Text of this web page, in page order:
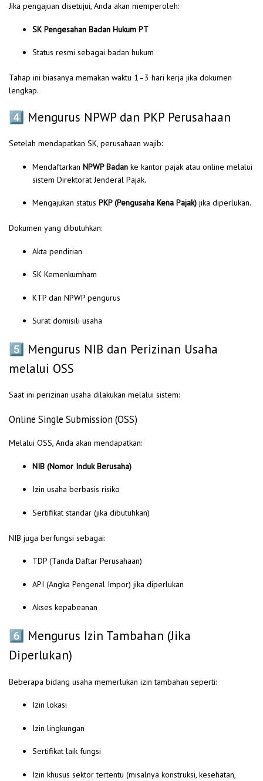
Jika pengajuan disetujui, Anda akan memperoleh:
SK Pengesahan Badan Hukum PT
Status resmi sebagai badan hukum
Tahap ini biasanya memakan waktu 1–3 hari kerja jika dokumen
lengkap.
4️⃣ Mengurus NPWP dan PKP Perusahaan
Setelah mendapatkan SK, perusahaan wajib:
Mendaftarkan NPWP Badan ke kantor pajak atau online melalui
sistem Direktorat Jenderal Pajak.
Mengajukan status PKP (Pengusaha Kena Pajak) jika diperlukan.
Dokumen yang dibutuhkan:
Akta pendirian
SK Kemenkumham
KTP dan NPWP pengurus
Surat domisili usaha
5️⃣ Mengurus NIB dan Perizinan Usaha
melalui OSS
Saat ini perizinan usaha dilakukan melalui sistem:
Online Single Submission (OSS)
Melalui OSS, Anda akan mendapatkan:
NIB (Nomor Induk Berusaha)
Izin usaha berbasis risiko
Sertifikat standar (jika dibutuhkan)
NIB juga berfungsi sebagai:
TDP (Tanda Daftar Perusahaan)
API (Angka Pengenal Impor) jika diperlukan
Akses kepabeanan
6️⃣ Mengurus Izin Tambahan (Jika
Diperlukan)
Beberapa bidang usaha memerlukan izin tambahan seperti:
Izin lokasi
Izin lingkungan
Sertifikat laik fungsi
Izin khusus sektor tertentu (misalnya konstruksi, kesehatan,